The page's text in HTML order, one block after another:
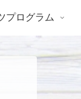
プログラム